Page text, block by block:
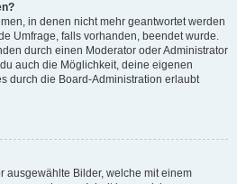
in denen nicht mehr geantwortet werden
Umfrage, falls vorhanden, beendet wurde.
durch einen Moderator oder Administrator
auch die Möglichkeit, deine eigenen
durch die Board-Administration erlaubt
ausgewählte Bilder, welche mit einem